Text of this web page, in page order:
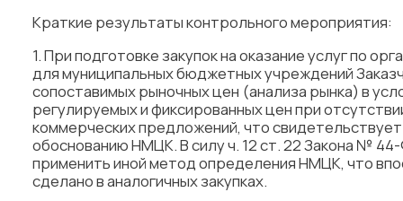
Краткие результаты контрольного мероприятия:
1. При подготовке закупок на оказание услуг по
для муниципальных бюджетных учреждений
сопоставимых рыночных цен (анализа рынка) в
регулируемых и фиксированных цен при
коммерческих предложений, что
обоснованию НМЦК. В силу ч. 12 ст. 22 Закона №
применить иной метод определения НМЦК, что
сделано в аналогичных закупках.